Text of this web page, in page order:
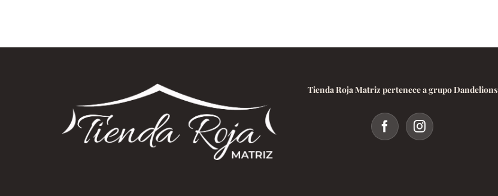
Tienda Roja Matriz pertenece a grupo Dandelions